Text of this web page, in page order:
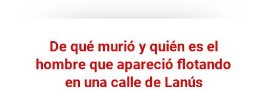
De qué murió y quién es el
hombre que apareció flotando
en una calle de Lanús